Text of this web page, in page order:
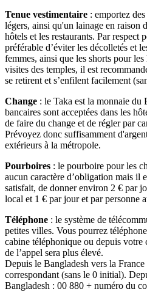
Tenue vestimentaire : emportez
légers, ainsi qu'un lainage en raison
hôtels et les restaurants. Par respect
préférable d’éviter les décolletés et
femmes, ainsi que les shorts pour
visites des temples, il est
se retirent et s’enfilent facilement
Change : le Taka est la monnaie du
bancaires sont acceptées dans les
de faire du change et de régler par
Prévoyez donc suffisamment
extérieurs à la métropole.
Pourboires : le pourboire pour les
aucun caractère d’obligation mais il
satisfait, de donner environ 2 € par
local et 1 € par jour et par personne
Téléphone : le système de
petites villes. Vous pourrez
cabine téléphonique ou depuis votre
de l’appel sera plus élevé.
Depuis le Bangladesh vers la
correspondant (sans le 0 initial).
Bangladesh : 00 880 + numéro du